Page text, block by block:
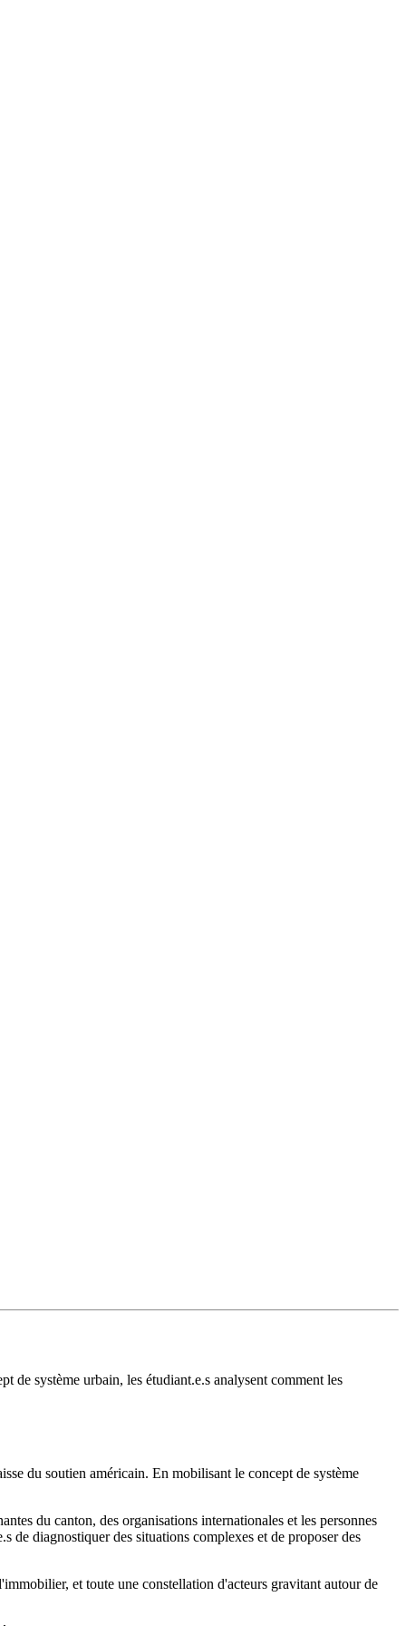
de système urbain, les étudiant.e.s analysent comment les
du soutien américain. En mobilisant le concept de système
du canton, des organisations internationales et les personnes
de diagnostiquer des situations complexes et de proposer des
et toute une constellation d'acteurs gravitant autour de